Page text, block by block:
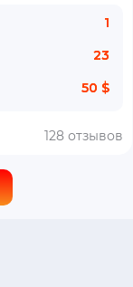
1
23
50 $
128 отзывов